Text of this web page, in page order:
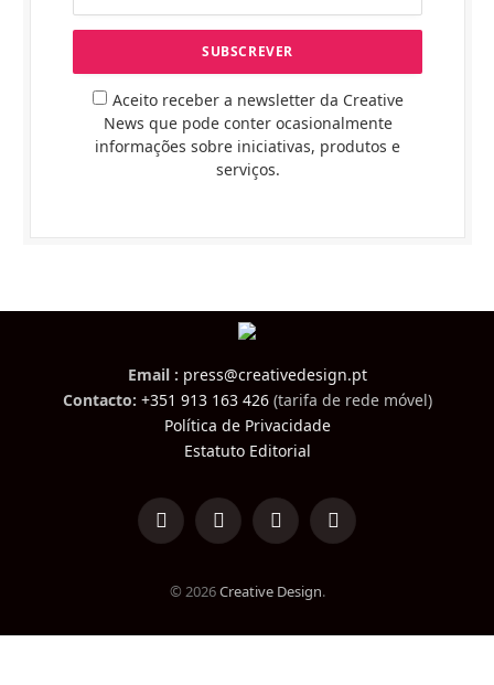
Aceito receber a newsletter da Creative
News que pode conter ocasionalmente
informações sobre iniciativas, produtos e
serviços.
Email : press@creativedesign.pt
Contacto: +351 913 163 426(tarifa de rede móvel)
Política de Privacidade
Estatuto Editorial
LinkedInFacebookInstagramTikTok
© 2026Creative Design.